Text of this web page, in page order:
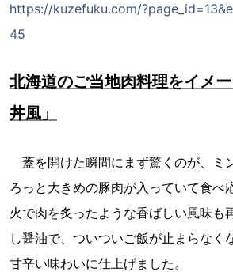
https://kuzefuku.com/
45
北海道のご当地肉料理をイメ
丼風」
蓋を開けた瞬間にまず驚くのが、ミ
ろっと大きめの豚肉が入っていて食べ
火で肉を炙ったような香ばしい風味も
し醤油で、ついついご飯が止まらなく
甘辛い味わいに仕上げました。